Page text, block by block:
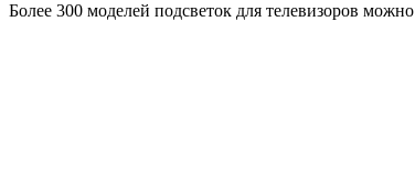
Более 300 моделей подсветок для телевизоров